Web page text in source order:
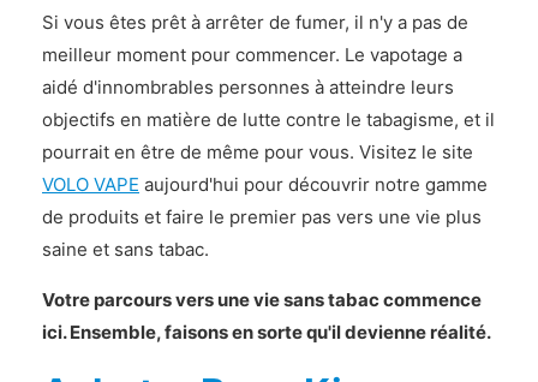
Si vous êtes prêt à arrêter de fumer, il n'y a pas de
meilleur moment pour commencer. Le vapotage a
aidé d'innombrables personnes à atteindre leurs
objectifs en matière de lutte contre le tabagisme, et il
pourrait en être de même pour vous. Visitez le site
VOLO VAPE aujourd'hui pour découvrir notre gamme
de produits et faire le premier pas vers une vie plus
saine et sans tabac.
Votre parcours vers une vie sans tabac commence
ici. Ensemble, faisons en sorte qu'il devienne réalité.